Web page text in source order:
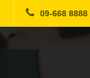
09-668 8888